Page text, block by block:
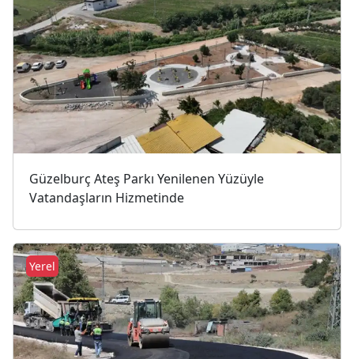
Güzelburç Ateş Parkı Yenilenen Yüzüyle
Vatandaşların Hizmetinde
Yerel